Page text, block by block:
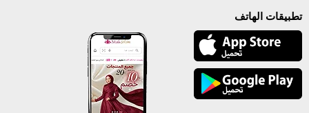
تطبيقات الهاتف